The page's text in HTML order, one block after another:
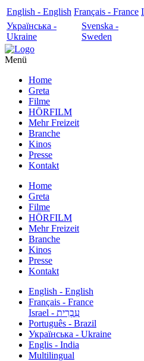
English - English Français - France
Українська -
Ukraine
Svenska -
Sweden
Menü
Home
Greta
Filme
HÖRFILM
Mehr Freizeit
Branche
Kinos
Presse
Kontakt
Home
Greta
Filme
HÖRFILM
Mehr Freizeit
Branche
Kinos
Presse
Kontakt
English - English
Français - France
עִבְרִית - Israel
Português - Brazil
Українська - Ukraine
Englis - India
Multilingual